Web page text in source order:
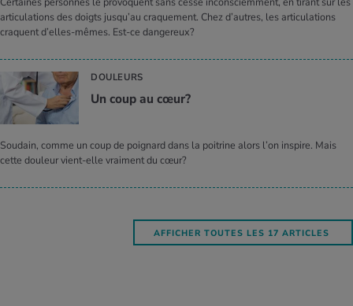
articulations des doigts jusqu’au craquement. Chez d’autres, les articulations
craquent d’elles-mêmes. Est-ce dangereux?
DOULEURS
Un coup au cœur?
Soudain, comme un coup de poignard dans la poitrine alors l’on inspire. Mais
cette douleur vient-elle vraiment du cœur?
AFFICHER TOUTES LES 17 ARTICLES